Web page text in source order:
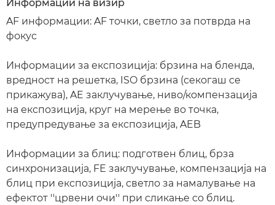
Информации на визир
AF информации: AF точки, светло за потврда на
фокус
Информации за експозиција: брзина на бленда,
вредност на решетка, ISO брзина (секогаш се
прикажува), AE заклучување, ниво/компензација
на експозиција, круг на мерење во точка,
предупредување за експозиција, AEB
Информации за блиц: подготвен блиц, брза
синхронизација, FЕ заклучување, компензација на
блиц при експозиција, светло за намалување на
ефектот ''црвени очи'' при сликање со блиц.